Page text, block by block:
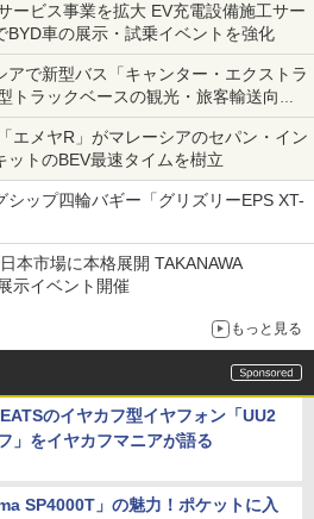
ービス事業を拡大 EV充電設備施工サー
BYD車の展示・試乗イベントを強化
アで新型バス「キャンター・エクストラ
トラックベースの観光・旅客輸送向け
エメヤR」がマレーシアのセパン・イン
ットのBEV最速タイムを樹立
シップ四輪バギー「グリズリーEPS XT-
本市場に本格展開 TAKANAWA
示イベント開催
もっと見る
のイヤカフ型イヤフォン「UU2
」をイヤカフマニアが語る
SP4000T」の魅力！ポケットに入